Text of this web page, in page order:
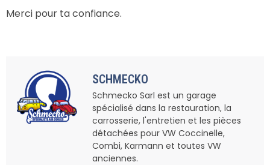
Merci pour ta confiance.
SCHMECKO
Schmecko Sarl est un garage
spécialisé dans la restauration, la
carrosserie, l'entretien et les pièces
détachées pour VW Coccinelle,
Combi, Karmann et toutes VW
anciennes.